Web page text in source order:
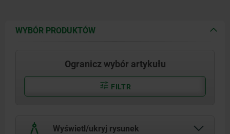
WYBÓR PRODUKTÓW
Ogranicz wybór artykułu
FILTR
Wyświetl/ukryj rysunek